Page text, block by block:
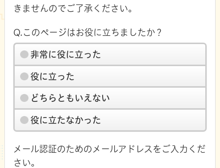
きませんのでご了承ください。
Q.このページはお役に立ちましたか？
非常に役に立った
役に立った
どちらともいえない
役に立たなかった
メール認証のためのメールアドレスをご入力くだ
さい。